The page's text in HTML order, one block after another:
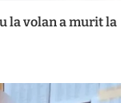
la volan a murit la